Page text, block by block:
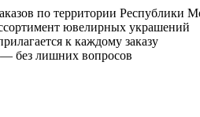
по территории Республики
ювелирных украшений
к каждому заказу
— без лишних вопросов